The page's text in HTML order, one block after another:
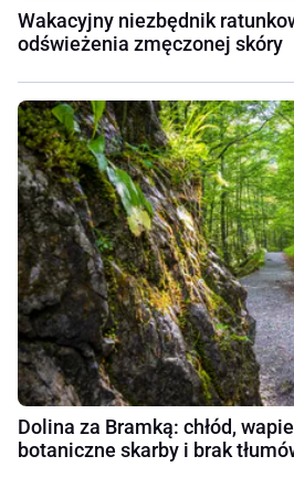
Wakacyjny niezbędnik
odświeżenia zmęczonej skóry
Dolina za Bramką: chłód,
botaniczne skarby i brak